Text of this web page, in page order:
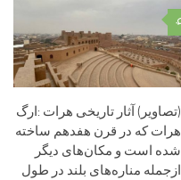
۰
(تصاویر) آثار تاریخی هرات :ارگ
هرات که در قرن هفدهم ساخته
شده است و مکان‌های دیگر
ازجمله مناره‌های بلند در طول